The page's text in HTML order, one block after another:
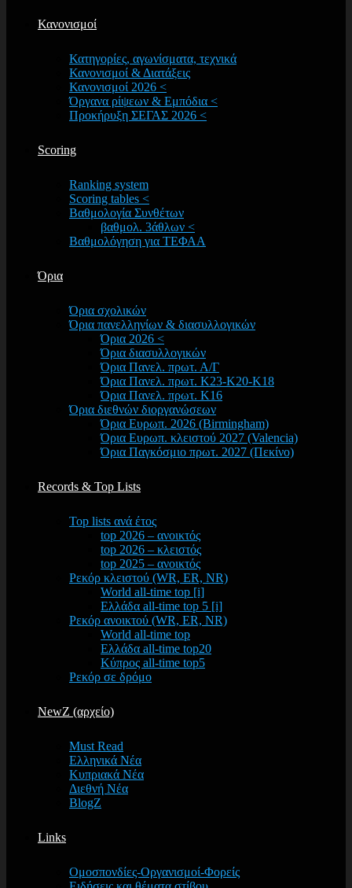
Κανονισμοί
Κατηγορίες, αγωνίσματα, τεχνικά
Κανονισμοί & Διατάξεις
Κανονισμοί 2026 <
Όργανα ρίψεων & Εμπόδια <
Προκήρυξη ΣΕΓΑΣ 2026 <
Scoring
Ranking system
Scoring tables <
Βαθμολογία Συνθέτων
βαθμολ. 3άθλων <
Βαθμολόγηση για ΤΕΦΑΑ
Όρια
Όρια σχολικών
Όρια πανελληνίων & διασυλλογικών
Όρια 2026 <
Όρια διασυλλογικών
Όρια Πανελ. πρωτ. Α/Γ
Όρια Πανελ. πρωτ. Κ23-Κ20-Κ18
Όρια Πανελ. πρωτ. Κ16
Όρια διεθνών διοργανώσεων
Όρια Ευρωπ. 2026 (Birmingham)
Όρια Ευρωπ. κλειστού 2027 (Valencia)
Όρια Παγκόσμιο πρωτ. 2027 (Πεκίνο)
Records & Top Lists
Top lists ανά έτος
top 2026 – ανοικτός
top 2026 – κλειστός
top 2025 – ανοικτός
Ρεκόρ κλειστού (WR, ER, NR)
World all-time top [i]
Ελλάδα all-time top 5 [i]
Ρεκόρ ανοικτού (WR, ER, NR)
World all-time top
Ελλάδα all-time top20
Κύπρος all-time top5
Ρεκόρ σε δρόμο
NewZ (αρχείο)
Must Read
Ελληνικά Νέα
Κυπριακά Νέα
Διεθνή Νέα
BlogZ
Links
Ομοσπονδίες-Οργανισμοί-Φορείς